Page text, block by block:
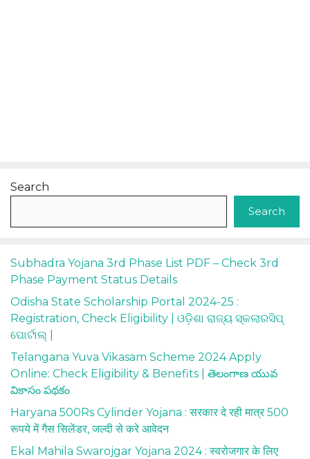
Search
Search
Subhadra Yojana 3rd Phase List PDF – Check 3rd
Phase Payment Status Details
Odisha State Scholarship Portal 2024-25 :
Registration, Check Eligibility | ଓଡ଼ିଶା ରାଜ୍ୟ ସ୍କଲାରସିପ୍
ପୋର୍ଟାଲ୍ |
Telangana Yuva Vikasam Scheme 2024 Apply
Online: Check Eligibility & Benefits | తెలంగాణ యువ
వికాసం పథకం
Haryana 500Rs Cylinder Yojana : सरकार दे रही मात्र 500
रूपये में गैस सिलेंडर, जल्दी से करे आवेदन
Ekal Mahila Swarojgar Yojana 2024 : स्वरोजगार के लिए